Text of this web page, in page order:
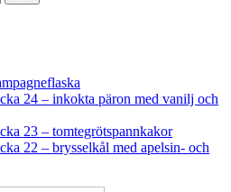
24 – inkokta päron med vanilj och
23 – tomtegrötspannkakor
22 – brysselkål med apelsin- och